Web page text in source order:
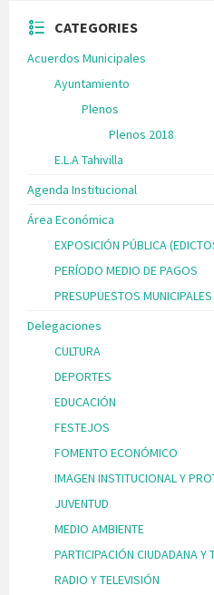
CATEGORIES
Acuerdos Municipales
Ayuntamiento
Plenos
Plenos 2018
E.L.A Tahivilla
Agenda Institucional
Área Económica
EXPOSICIÓN PÚBLICA
PERÍODO MEDIO DE PAGOS
PRESUPUESTOS MUNICIPALES
Delegaciones
CULTURA
DEPORTES
EDUCACIÓN
FESTEJOS
FOMENTO ECONÓMICO
IMAGEN INSTITUCIONAL Y
JUVENTUD
MEDIO AMBIENTE
PARTICIPACIÓN CIUDADANA Y
RADIO Y TELEVISIÓN